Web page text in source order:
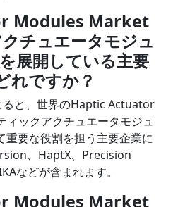
Modules Market
チュエータモジュ
展開している主要
れですか？
ると、世界のHaptic Actuator
ックアクチュエータモジュ
重要な役割を担う主要企業に
、HaptX、Precision
などが含まれます。
Modules Market